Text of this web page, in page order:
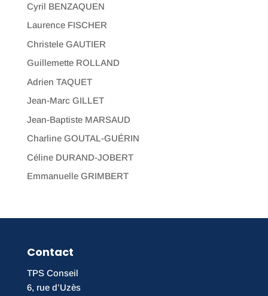
Cyril BENZAQUEN
Laurence FISCHER
Christele GAUTIER
Guillemette ROLLAND
Adrien TAQUET
Jean-Marc GILLET
Jean-Baptiste MARSAUD
Charline GOUTAL-GUÉRIN
Céline DURAND-JOBERT
Emmanuelle GRIMBERT
Contact
TPS Conseil
6, rue d’Uzès